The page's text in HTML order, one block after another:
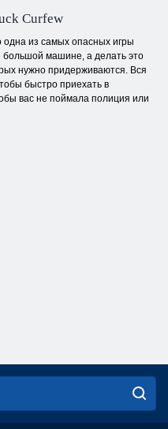
Curfew
одна из самых опасных игры
большой машине, а делать это
нужно придерживаются. Вся
быстро приехать в
вас не поймала полиция или